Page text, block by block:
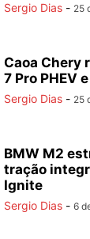
Sergio Dias - 25
Caoa Chery
7 Pro PHEV
Sergio Dias - 25
BMW M2
tração
Ignite
Sergio Dias - 6